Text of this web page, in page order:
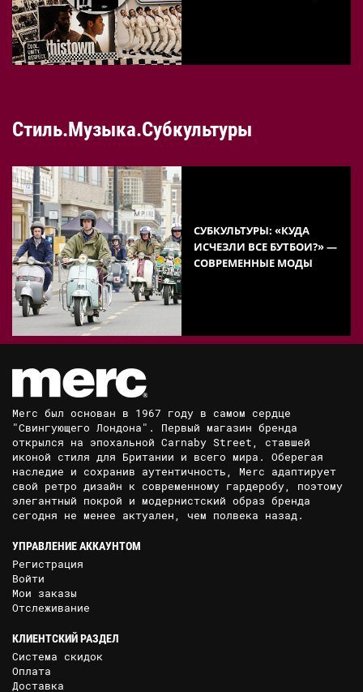
Стиль.Музыка.Субкультуры
СУБКУЛЬТУРЫ: «КУДА
ИСЧЕЗЛИ ВСЕ БУТБОИ?» —
СОВРЕМЕННЫЕ МОДЫ
Merc был основан в 1967 году в самом сердце
"Свингующего Лондона". Первый магазин бренда
открылся на эпохальной Carnaby Street, ставшей
иконой стиля для Британии и всего мира. Оберегая
наследие и сохранив аутентичность, Merc адаптирует
свой ретро дизайн к современному гардеробу, поэтому
элегантный покрой и модернистский образ бренда
сегодня не менее актуален, чем полвека назад.
УПРАВЛЕНИЕ АККАУНТОМ
Регистрация
Войти
Мои заказы
Отслеживание
КЛИЕНТСКИЙ РАЗДЕЛ
Система скидок
Оплата
Доставка